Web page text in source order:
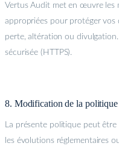
Vertus Audit met en œuvre les
appropriées pour protéger
perte, altération ou
sécurisée (HTTPS).
8. Modification de la politique
La présente politique peut
les évolutions réglementaires